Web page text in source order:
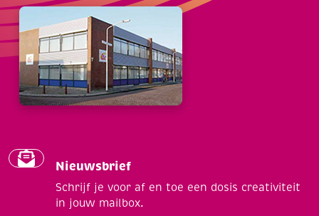
Nieuwsbrief
Schrijf je voor af en toe een dosis creativiteit
in jouw mailbox.